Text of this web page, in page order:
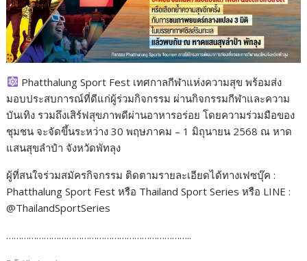
Phatthalung Sport Fest เทศกาลกีฬาแห่งความสุข พร้อมส่ง
มอบประสบการณ์ที่ดีแก่ผู้ร่วมกิจกรรม ผ่านกิจกรรมกีฬาและความ
บันเทิง รวมถึงเสิร์ฟสุขภาพดีผ่านอาหารอร่อย โดยความร่วมมือของ
ชุมชน จะจัดขึ้นระหว่าง 30 พฤษภาคม – 1 มิถุนายน 2568 ณ หาด
แสนสุขลำปำ จังหวัดพัทลุง
ผู้ที่สนใจร่วมสมัครกิจกรรม ติดตามรายละเอียดได้ทางเฟซบุ๊ค :
Phatthalung Sport Fest หรือ Thailand Sport Series หรือ LINE :
@ThailandSportSeries
………………………………………………………………..